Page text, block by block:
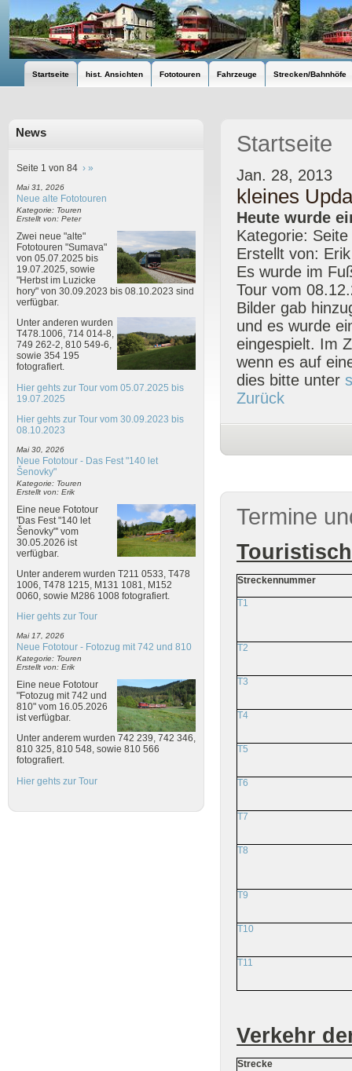
Startseite hist. Ansichten Fototouren Fahrzeuge Strecken/Bahnhöfe
News
Seite 1 von 84 › »
Mai 31, 2026
Neue alte Fototouren
Kategorie: Touren
Erstellt von: Peter
Zwei neue "alte"
Fototouren "Sumava"
von 05.07.2025 bis
19.07.2025, sowie
"Herbst im Luzicke
hory" von 30.09.2023 bis 08.10.2023 sind
verfügbar.
Unter anderen wurden
T478.1006, 714 014-8,
749 262-2, 810 549-6,
sowie 354 195
fotografiert.
Hier gehts zur Tour vom 05.07.2025 bis
19.07.2025
Hier gehts zur Tour vom 30.09.2023 bis
08.10.2023
Mai 30, 2026
Neue Fototour - Das Fest "140 let
Šenovky"
Kategorie: Touren
Erstellt von: Erik
Eine neue Fototour
'Das Fest "140 let
Šenovky"' vom
30.05.2026 ist
verfügbar.
Unter anderem wurden T211 0533, T478
1006, T478 1215, M131 1081, M152
0060, sowie M286 1008 fotografiert.
Hier gehts zur Tour
Mai 17, 2026
Neue Fototour - Fotozug mit 742 und 810
Kategorie: Touren
Erstellt von: Erik
Eine neue Fototour
"Fotozug mit 742 und
810" vom 16.05.2026
ist verfügbar.
Unter anderem wurden 742 239, 742 346,
810 325, 810 548, sowie 810 566
fotografiert.
Hier gehts zur Tour
Startseite
Jan. 28, 2013
kleines
Heute wurde
Kategorie: Seite
Erstellt von:
Es wurde im
Tour vom
Bilder gab
und es wurde
eingespielt. Im
wenn es auf
dies bitte unter
Zurück
Termine
Streckennummer
T1
T2
T3
T4
T5
T6
T7
T8
T9
T10
T11
Verkehr
Strecke